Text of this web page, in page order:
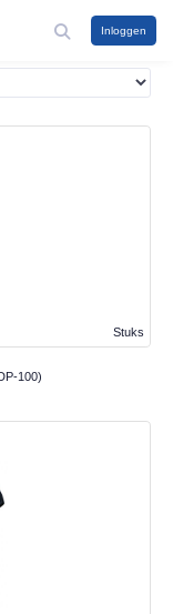
Inloggen
Stuks
100)